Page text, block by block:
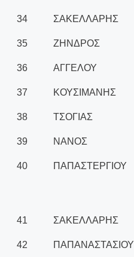
34 ΣΑΚΕΛΛΑΡΗΣ
35 ΖΗΝΔΡΟΣ
36 ΑΓΓΕΛΟΥ
37 ΚΟΥΣΙΜΑΝΗΣ
38 ΤΣΟΓΙΑΣ
39 ΝΑΝΟΣ
40 ΠΑΠΑΣΤΕΡΓΙΟΥ
41 ΣΑΚΕΛΛΑΡΗΣ
42 ΠΑΠΑΝΑΣΤΑΣΙΟΥ